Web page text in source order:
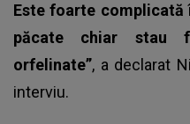
Este foarte complicată
păcate chiar stau
orfelinate”, a declarat
interviu.